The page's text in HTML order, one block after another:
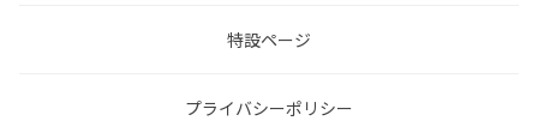
特設ページ
プライバシーポリシー